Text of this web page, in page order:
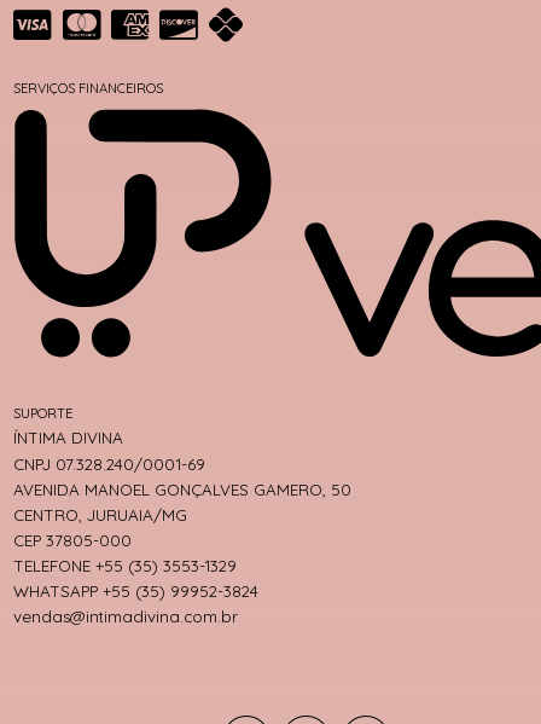
SERVIÇOS FINANCEIROS
SUPORTE
ÍNTIMA DIVINA
CNPJ 07.328.240/0001-69
AVENIDA MANOEL GONÇALVES GAMERO, 50
CENTRO, JURUAIA/MG
CEP 37805-000
TELEFONE +55 (35) 3553-1329
WHATSAPP +55 (35) 99952-3824
vendas@intimadivina.com.br